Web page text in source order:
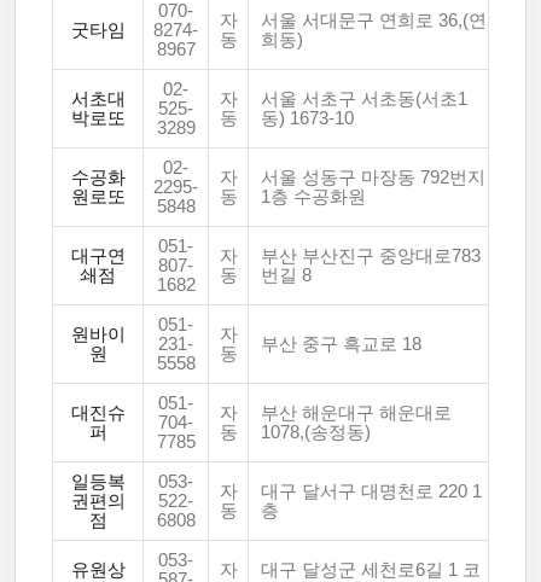
굿타임
070-
8274-
8967
자
동
서울 서대문구 연희로 36,(연
희동)
서초대
박로또
02-
525-
3289
자
동
서울 서초구 서초동(서초1
동) 1673-10
수공화
원로또
02-
2295-
5848
자
동
서울 성동구 마장동 792번지
1층 수공화원
대구연
쇄점
051-
807-
1682
자
동
부산 부산진구 중앙대로783
번길 8
원바이
원
051-
231-
5558
자
동
부산 중구 흑교로 18
대진슈
퍼
051-
704-
7785
자
동
부산 해운대구 해운대로
1078,(송정동)
일등복
권편의
점
053-
522-
6808
자
동
대구 달서구 대명천로 220 1
층
유원상
053-
자
대구 달성군 세천로6길 1 코